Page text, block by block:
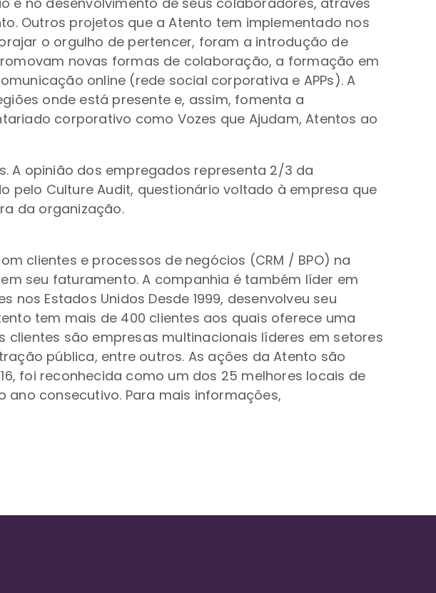
Outros projetos que a Atento tem implementado nos
o orgulho de pertencer, foram a introdução de
novas formas de colaboração, a formação em
online (rede social corporativa e APPs). A
onde está presente e, assim, fomenta a
corporativo como Vozes que Ajudam, Atentos ao
A opinião dos empregados representa 2/3 da
pelo Culture Audit, questionário voltado à empresa que
da organização.
clientes e processos de negócios (CRM / BPO) na
seu faturamento. A companhia é também líder em
Estados Unidos Desde 1999, desenvolveu seu
tem mais de 400 clientes aos quais oferece uma
clientes são empresas multinacionais líderes em setores
pública, entre outros. As ações da Atento são
foi reconhecida como um dos 25 melhores locais de
consecutivo. Para mais informações,